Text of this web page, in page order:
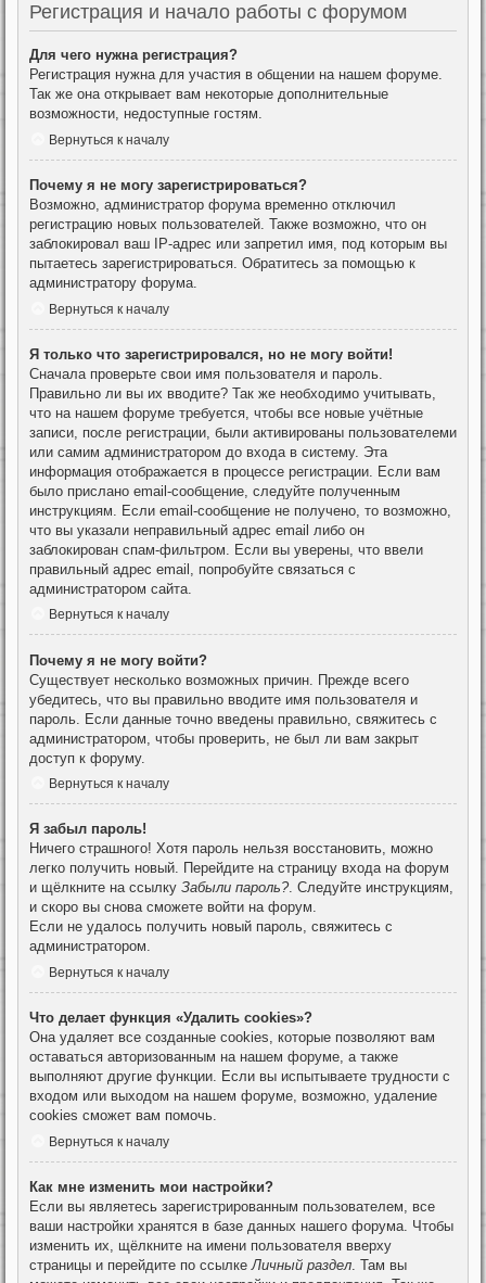
Регистрация и начало работы с форумом
Для чего нужна регистрация?
Регистрация нужна для участия в общении на нашем форуме.
Так же она открывает вам некоторые дополнительные
возможности, недоступные гостям.
Вернуться к началу
Почему я не могу зарегистрироваться?
Возможно, администратор форума временно отключил
регистрацию новых пользователей. Также возможно, что он
заблокировал ваш IP-адрес или запретил имя, под которым вы
пытаетесь зарегистрироваться. Обратитесь за помощью к
администратору форума.
Вернуться к началу
Я только что зарегистрировался, но не могу войти!
Сначала проверьте свои имя пользователя и пароль.
Правильно ли вы их вводите? Так же необходимо учитывать,
что на нашем форуме требуется, чтобы все новые учётные
записи, после регистрации, были активированы пользователеми
или самим администратором до входа в систему. Эта
информация отображается в процессе регистрации. Если вам
было прислано email-сообщение, следуйте полученным
инструкциям. Если email-сообщение не получено, то возможно,
что вы указали неправильный адрес email либо он
заблокирован спам-фильтром. Если вы уверены, что ввели
правильный адрес email, попробуйте связаться с
администратором сайта.
Вернуться к началу
Почему я не могу войти?
Существует несколько возможных причин. Прежде всего
убедитесь, что вы правильно вводите имя пользователя и
пароль. Если данные точно введены правильно, свяжитесь с
администратором, чтобы проверить, не был ли вам закрыт
доступ к форуму.
Вернуться к началу
Я забыл пароль!
Ничего страшного! Хотя пароль нельзя восстановить, можно
легко получить новый. Перейдите на страницу входа на форум
и щёлкните на ссылку Забыли пароль?. Следуйте инструкциям,
и скоро вы снова сможете войти на форум.
Если не удалось получить новый пароль, свяжитесь с
администратором.
Вернуться к началу
Что делает функция «Удалить cookies»?
Она удаляет все созданные cookies, которые позволяют вам
оставаться авторизованным на нашем форуме, а также
выполняют другие функции. Если вы испытываете трудности с
входом или выходом на нашем форуме, возможно, удаление
cookies сможет вам помочь.
Вернуться к началу
Как мне изменить мои настройки?
Если вы являетесь зарегистрированным пользователем, все
ваши настройки хранятся в базе данных нашего форума. Чтобы
изменить их, щёлкните на имени пользователя вверху
страницы и перейдите по ссылке Личный раздел . Там вы